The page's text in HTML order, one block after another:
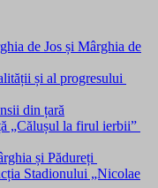
de Jos și Mârghia de
și al progresului
din țară
„Călușul la firul ierbii”
și Pădureți
Stadionului „Nicolae